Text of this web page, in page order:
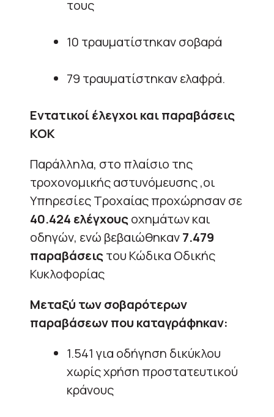
τους
10 τραυματίστηκαν σοβαρά
79 τραυματίστηκαν ελαφρά.
Εντατικοί έλεγχοι και παραβάσεις
ΚΟΚ
Παράλληλα, στο πλαίσιο της
τροχονομικής αστυνόμευσης ,οι
Υπηρεσίες Τροχαίας προχώρησαν σε
40.424 ελέγχουςοχημάτων και
οδηγών, ενώ βεβαιώθηκαν7.479
παραβάσειςτου Κώδικα Οδικής
Κυκλοφορίας
Μεταξύ των σοβαρότερων
παραβάσεων που καταγράφηκαν:
1.541 για οδήγηση δικύκλου
χωρίς χρήση προστατευτικού
κράνους